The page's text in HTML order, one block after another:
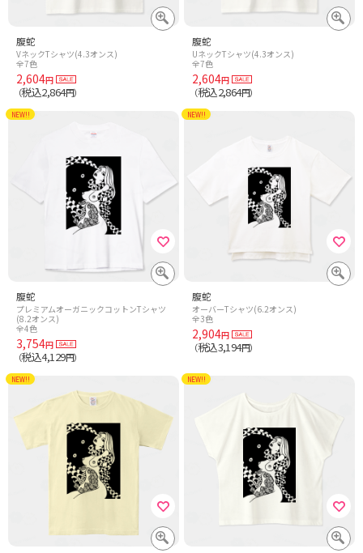
腹蛇
VネックTシャツ(4.3オンス)
全7色
2,604円
（税込2,864円）
腹蛇
UネックTシャツ(4.3オンス)
全7色
2,604円
（税込2,864円）
腹蛇
プレミアムオーガニックコットンTシャツ
(8.2オンス)
全4色
3,754円
（税込4,129円）
NEW!!
腹蛇
オーバーTシャツ(6.2オンス)
全3色
2,904円
（税込3,194円）
NEW!!
NEW!! NEW!!